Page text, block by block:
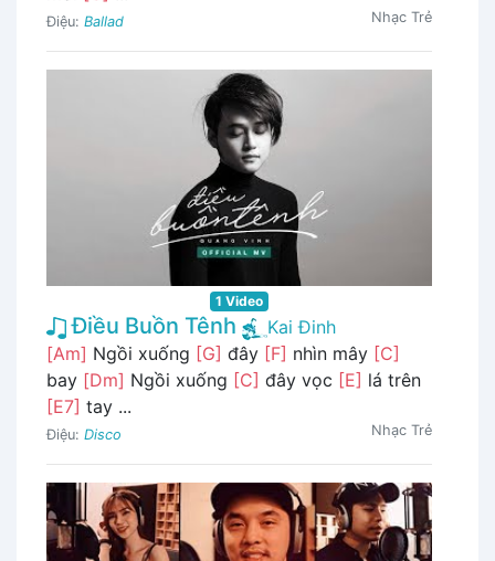
Điệu: Ballad Nhạc Trẻ
1 Video
Điều Buồn Tênh
Kai Đinh
[Am] Ngồi xuống [G] đây [F] nhìn mây [C]
bay [Dm] Ngồi xuống [C] đây vọc [E] lá trên
[E7] tay ...
Điệu: Disco Nhạc Trẻ